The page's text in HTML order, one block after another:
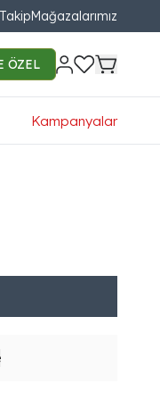
Mağazalarımız
ÖZEL
Kampanyalar